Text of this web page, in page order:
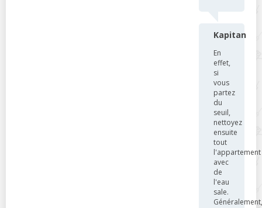
Kapitan
En
effet,
si
vous
partez
du
seuil,
nettoyez
ensuite
tout
l'appartement
avec
de
l'eau
sale.
Généralement,